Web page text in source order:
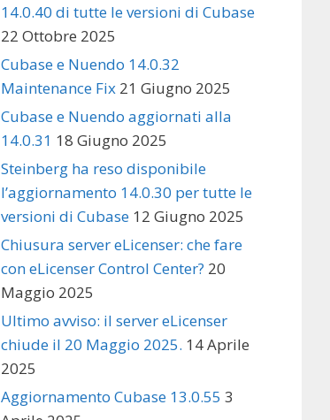
14.0.40 di tutte le versioni di Cubase
22 Ottobre 2025
Cubase e Nuendo 14.0.32
Maintenance Fix 21 Giugno 2025
Cubase e Nuendo aggiornati alla
14.0.31 18 Giugno 2025
Steinberg ha reso disponibile
l’aggiornamento 14.0.30 per tutte le
versioni di Cubase 12 Giugno 2025
Chiusura server eLicenser: che fare
con eLicenser Control Center? 20
Maggio 2025
Ultimo avviso: il server eLicenser
chiude il 20 Maggio 2025. 14 Aprile
2025
Aggiornamento Cubase 13.0.55 3